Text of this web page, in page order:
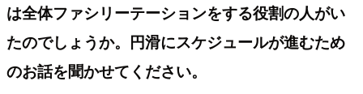
は全体ファシリーテーションをする役割の人がい
たのでしょうか。円滑にスケジュールが進むため
のお話を聞かせてください。